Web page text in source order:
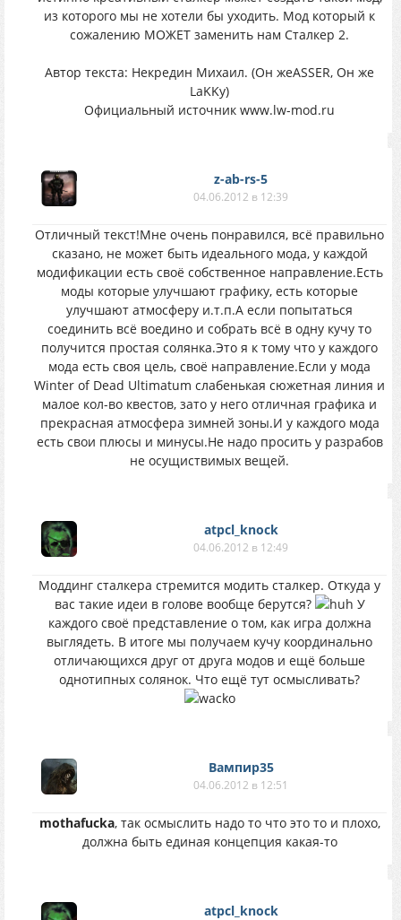
из которого мы не хотели бы уходить. Мод который к
сожалению МОЖЕТ заменить нам Сталкер 2.
Автор текста: Некредин Михаил. (Он жеASSER, Он же
LaKKy)
Официальный источник www.lw-mod.ru
z-ab-rs-5
04.06.2012 в 12:39
Отличный текст!Мне очень понравился, всё правильно
сказано, не может быть идеального мода, у каждой
модификации есть своё собственное направление.Есть
моды которые улучшают графику, есть которые
улучшают атмосферу и.т.п.А если попытаться
соединить всё воедино и собрать всё в одну кучу то
получится простая солянка.Это я к тому что у каждого
мода есть своя цель, своё направление.Если у мода
Winter of Dead Ultimatum слабенькая сюжетная линия и
малое кол-во квестов, зато у него отличная графика и
прекрасная атмосфера зимней зоны.И у каждого мода
есть свои плюсы и минусы.Не надо просить у разрабов
не осущиствимых вещей.
atpcl_knock
04.06.2012 в 12:49
Моддинг сталкера стремится модить сталкер. Откуда у
вас такие идеи в голове вообще берутся?
У
каждого своё представление о том, как игра должна
выглядеть. В итоге мы получаем кучу координально
отличающихся друг от друга модов и ещё больше
однотипных солянок. Что ещё тут осмысливать?
Вампир35
04.06.2012 в 12:51
mothafucka, так осмыслить надо то что это то и плохо,
должна быть единая концепция какая-то
atpcl_knock